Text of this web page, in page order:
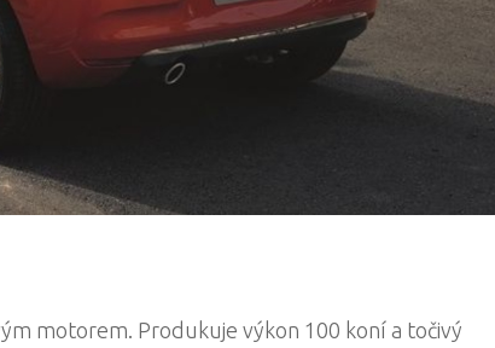
motorem. Produkuje výkon 100 koní a točivý